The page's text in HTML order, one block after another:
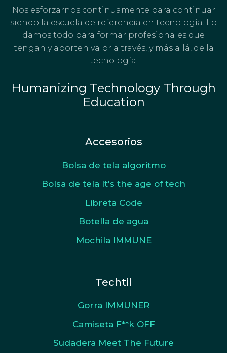
Nos esforzarnos continuamente para continuar
siendo la escuela de referencia en tecnología. Lo
damos todo para formar profesionales que
tengan y aporten valor a través, y más allá, de la
tecnología.
Humanizing Technology Through
Education
Accesorios
Bolsa de tela algoritmo
Bolsa de tela It's the age of tech
Libreta Code
Botella de agua
Mochila IMMUNE
Techtil
Gorra IMMUNER
Camiseta F**k OFF
Sudadera Meet The Future